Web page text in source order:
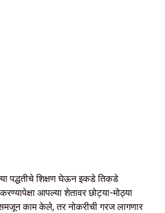
पद्धतीचे शिक्षण घेऊन इकडे तिकडे
आपल्या शेतावर छोट्या-मोठ्या
समजून काम केले, तर नोकरीची गरज लागणार